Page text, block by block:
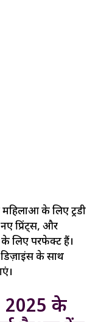
के लिए ट्रेंडी
प्रिंट्स, और
लिए परफेक्ट हैं।
के साथ
2025 के